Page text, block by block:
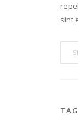
sint